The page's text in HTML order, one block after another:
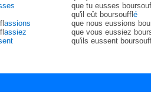
assions
assiez
que tu eusses
qu'il eût boursouffl é
que nous eussions
que vous eussiez
qu'ils eussent